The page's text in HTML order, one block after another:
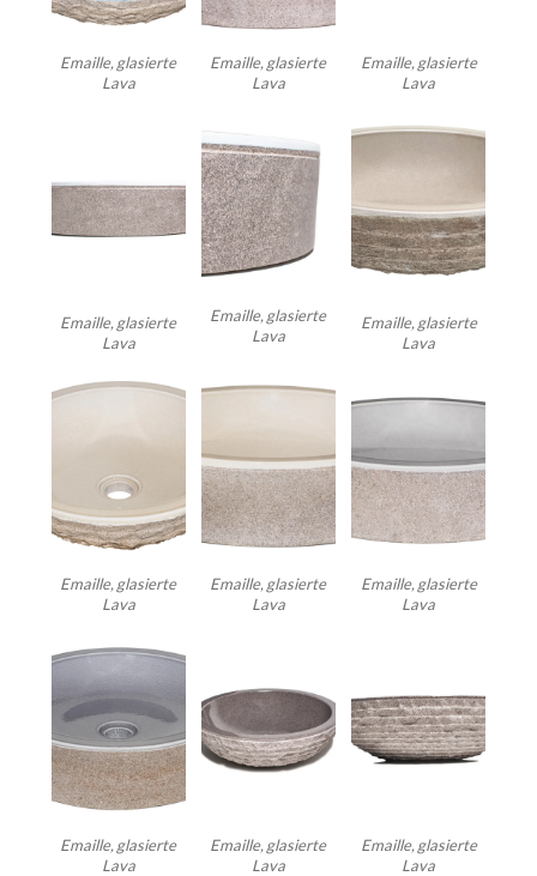
Emaille, glasierte
Lava
Emaille, glasierte
Lava
Emaille, glasierte
Lava
Emaille, glasierte
Lava
Emaille, glasierte
Lava
Emaille, glasierte
Lava
Emaille, glasierte
Lava
Emaille, glasierte
Lava
Emaille, glasierte
Lava
Emaille, glasierte
Lava
Emaille, glasierte
Lava
Emaille, glasierte
Lava